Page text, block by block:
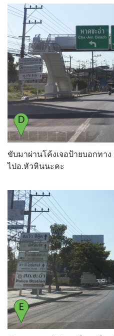
ขับมาผ่านโค้งเจอป้ายบอกทาง
ไปอ.หัวหินนะคะ